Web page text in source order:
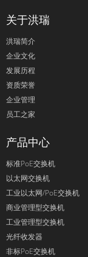
关于洪瑞
洪瑞简介
企业文化
发展历程
资质荣誉
企业管理
员工之家
产品中心
标准PoE交换机
以太网交换机
工业以太网/PoE交换机
商业管理型交换机
工业管理型交换机
光纤收发器
非标PoE交换机